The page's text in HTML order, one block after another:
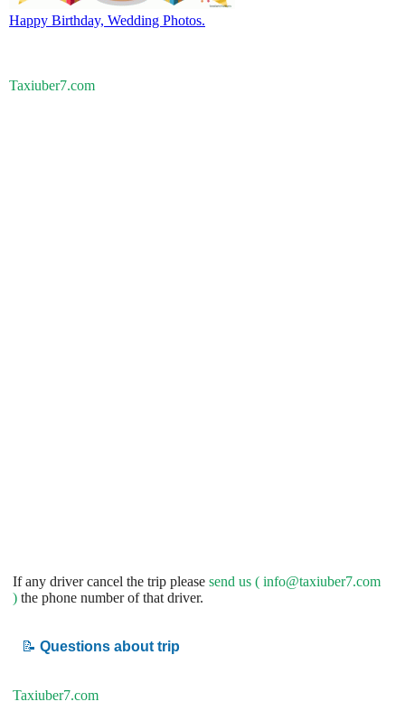
Happy Birthday, Wedding Photos.
Taxiuber7.com
If any driver cancel the trip please send us ( info@taxiuber7.com
) the phone number of that driver.
📝 Questions about trip
Taxiuber7.com